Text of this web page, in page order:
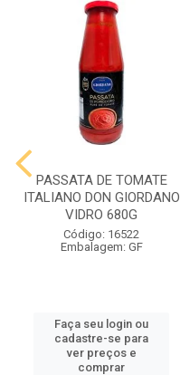
PASSATA DE TOMATE
ITALIANO DON GIORDANO
VIDRO 680G
Código: 16522
Embalagem: GF
Faça seu login ou
cadastre-se para
ver preços e
comprar